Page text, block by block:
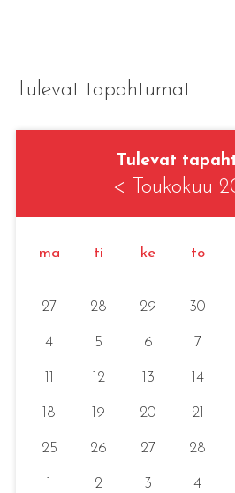
Tulevat tapahtumat
Tulevat
< Toukokuu
ma ti ke to
27 28 29 30
4 5 6 7
12 13 14
18 19 20 21
25 26 27 28
2 3 4